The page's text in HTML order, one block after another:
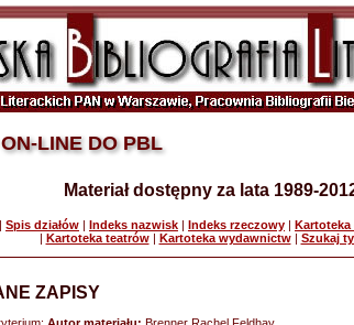
LINE DO PBL
Materiał dostępny za lata 1989-
| Spis działów | Indeks nazwisk | Indeks rzeczowy | Kartoteka
| Kartoteka teatrów| Kartoteka wydawnictw| Szukaj
ZAPISY